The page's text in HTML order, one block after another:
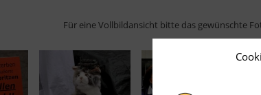
Für eine Vollbildansicht bitte das gewünschte